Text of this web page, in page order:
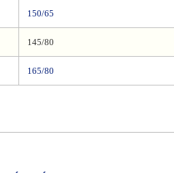
150/65
145/80
165/80